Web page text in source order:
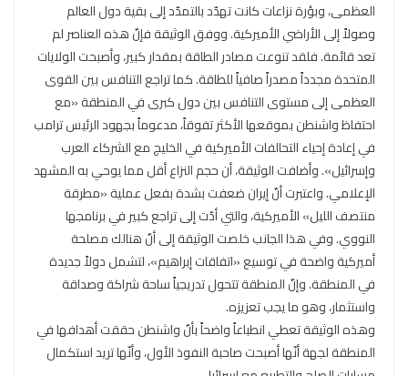
العظمى، وبؤرة نزاعات كانت تهدّد بالتمدّد إلى بقية دول العالم
وصولاً إلى الأراضي الأميركية. ووفق الوثيقة فإنّ هذه العناصر لم
تعد قائمة. فلقد تنوعت مصادر الطاقة بمقدار كبير، وأصبحت الولايات
المتحدة مجدداً مصدراً صافياً للطاقة. كما تراجع التنافس بين القوى
العظمى إلى مستوى التنافس بين دول كبرى في المنطقة «مع
احتفاظ واشنطن بموقعها الأكثر تفوقاً، مدعوماً بجهود الرئيس ترامب
في إعادة إحياء التحالفات الأميركية في الخليج مع الشركاء العرب
وإسرائيل». وأضافت الوثيقة، أن حجم النزاع أقل مما يوحي به المشهد
الإعلامي. واعتبرت أنّ إيران ضعفت بشدة بفعل عملية «مطرقة
منتصف الليل» الأميركية، والتي أدّت إلى تراجع كبير في برنامجها
النووي. وفي هذا الجانب خلصت الوثيقة إلى أنّ هنالك مصلحة
أميركية واضحة في توسيع «اتفاقات إبراهيم»، لتشمل دولاً جديدة
في المنطقة. وإنّ المنطقة تتحول تدريجياً ساحة شراكة وصداقة
واستثمار، وهو ما يجب تعزيزه.
وهذه الوثيقة تعطي انطباعاً واضحاً بأنّ واشنطن حققت أهدافها في
المنطقة لجهة أنّها أصبحت صاحبة النفوذ الأول، وأنّها تريد استكمال